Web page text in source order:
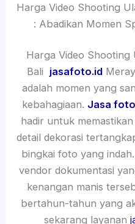
Harga Video Shooting
: Abadikan Momen
Harga Video Shooting
Bali jasafoto.id
adalah momen yang
kebahagiaan. Jasa
hadir untuk
detail dekorasi
bingkai foto yang indah.
vendor dokumentasi
kenangan manis
bertahun-tahun yang
sekarang layanan